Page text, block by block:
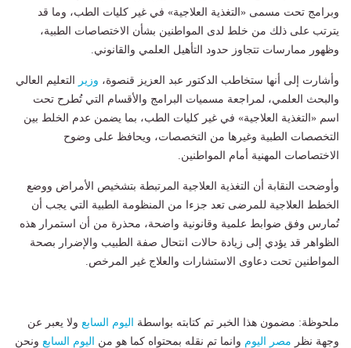
وبرامج تحت مسمى «التغذية العلاجية» في غير كليات الطب، وما قد
يترتب على ذلك من خلط لدى المواطنين بشأن الاختصاصات الطبية،
وظهور ممارسات تتجاوز حدود التأهيل العلمي والقانوني.
وأشارت إلى أنها ستخاطب الدكتور عبد العزيز قنصوة، وزير التعليم العالي
والبحث العلمي، لمراجعة مسميات البرامج والأقسام التي تُطرح تحت
اسم «التغذية العلاجية» في غير كليات الطب، بما يضمن عدم الخلط بين
التخصصات الطبية وغيرها من التخصصات، ويحافظ على وضوح
الاختصاصات المهنية أمام المواطنين.
وأوضحت النقابة أن التغذية العلاجية المرتبطة بتشخيص الأمراض ووضع
الخطط العلاجية للمرضى تعد جزءا من المنظومة الطبية التي يجب أن
تُمارس وفق ضوابط علمية وقانونية واضحة، محذرة من أن استمرار هذه
الظواهر قد يؤدي إلى زيادة حالات انتحال صفة الطبيب والإضرار بصحة
المواطنين تحت دعاوى الاستشارات والعلاج غير المرخص.
ملحوظة: مضمون هذا الخبر تم كتابته بواسطة اليوم السابع ولا يعبر عن
وجهة نظر مصر اليوم وانما تم نقله بمحتواه كما هو من اليوم السابع ونحن